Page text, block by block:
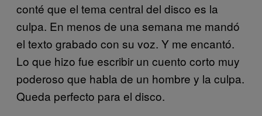
conté que el tema central del disco es la
culpa. En menos de una semana me mandó
el texto grabado con su voz. Y me encantó.
Lo que hizo fue escribir un cuento corto muy
poderoso que habla de un hombre y la culpa.
Queda perfecto para el disco.